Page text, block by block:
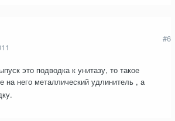
#6
это подводка к унитазу, то такое
на него металлический удлинитель , а